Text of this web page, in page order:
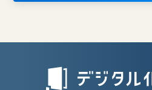
クラウド保存可